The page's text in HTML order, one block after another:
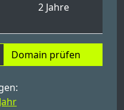
2 Jahre
Domain prüfen